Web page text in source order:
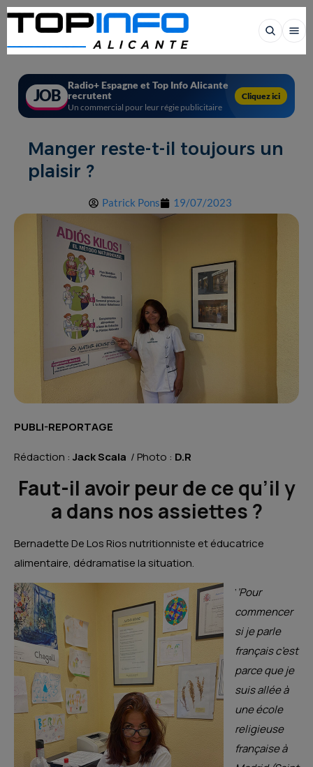
JOB
Radio+ Espagne et Top Info Alicante
recrutent
Un commercial pour leur régie publicitaire
Cliquez ici
Manger reste-t-il toujours un
plaisir ?
Patrick Pons 19/07/2023
PUBLI-REPORTAGE
Rédaction : Jack Scala / Photo : D.R
Faut-il avoir peur de ce qu’il y
a dans nos assiettes ?
Bernadette De Los Rios nutritionniste et éducatrice
alimentaire, dédramatise la situation.
‘’Pour
commencer
si je parle
français c’est
parce que je
suis allée à
une école
religieuse
française à